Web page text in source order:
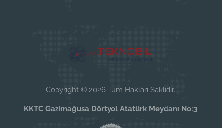
Copyright © 2026 Tüm Hakları Saklıdır.
KKTC Gazimağusa Dörtyol Atatürk Meydanı No:3